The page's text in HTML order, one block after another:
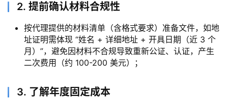
2. 提前确认材料合规性
按代理提供的材料清单（含格式要求）准备文件，如地
址证明需体现 “姓名 + 详细地址 + 开具日期（近 3 个
月）”，避免因材料不合规导致重新公证、认证，产生
二次费用（约 100-200 美元）；
3. 了解年度固定成本